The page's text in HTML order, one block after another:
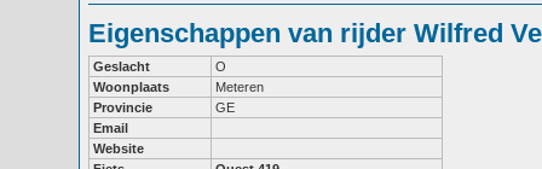
Eigenschappen van rijder Wilfred
Geslacht
O
Woonplaats
Meteren
Provincie
GE
Email
Website